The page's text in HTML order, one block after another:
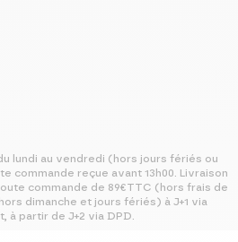
lundi au vendredi (hors jours fériés ou
commande reçue avant 13h00. Livraison
commande de 89€TTC (hors frais de
dimanche et jours fériés) à J+1 via
à partir de J+2 via DPD.